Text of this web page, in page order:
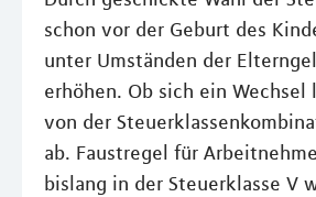
schon vor der Geburt des
unter Umständen der
erhöhen. Ob sich ein Wechsel
von der
ab. Faustregel für
bislang in der Steuerklasse V